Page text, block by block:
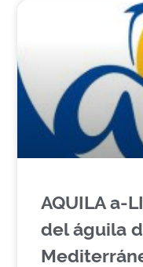
AQUILA a-
del águila